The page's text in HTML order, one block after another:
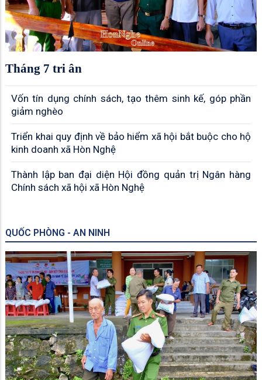
Tháng 7 tri ân
Vốn tín dụng chính sách, tạo thêm sinh kế, góp phần
giảm nghèo
Triển khai quy định về bảo hiểm xã hội bắt buộc cho hộ
kinh doanh xã Hòn Nghệ
Thành lập ban đại diện Hội đồng quản trị Ngân hàng
Chính sách xã hội xã Hòn Nghệ
QUỐC PHÒNG - AN NINH